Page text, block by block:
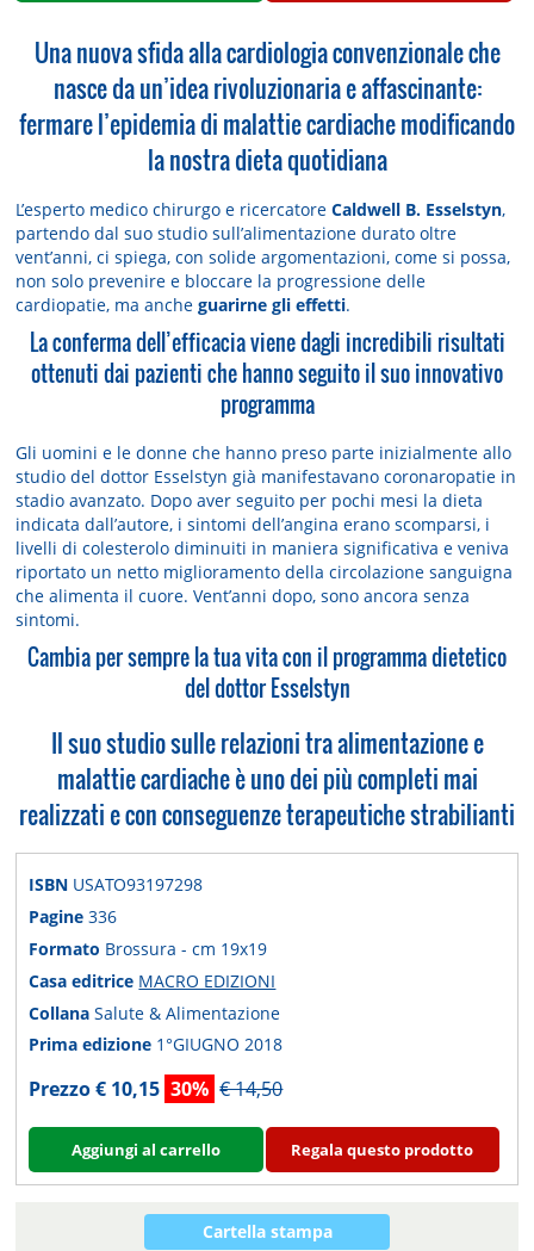
Una nuova sfida alla cardiologia convenzionale che
nasce da un’idea rivoluzionaria e affascinante:
fermare l’epidemia di malattie cardiache modificando
la nostra dieta quotidiana
L’esperto medico chirurgo e ricercatoreCaldwell B. Esselstyn,
partendo dal suo studio sull’alimentazione durato oltre
vent’anni, ci spiega, con solide argomentazioni, come si possa,
non solo prevenire e bloccare la progressione delle
cardiopatie, ma ancheguarirne gli effetti.
La conferma dell’efficacia viene dagli incredibili risultati
ottenuti dai pazienti che hanno seguito il suo innovativo
programma
Gli uomini e le donne che hanno preso parte inizialmente allo
studio del dottor Esselstyn già manifestavano coronaropatie in
stadio avanzato. Dopo aver seguito per pochi mesi la dieta
indicata dall’autore, i sintomi dell’angina erano scomparsi, i
livelli di colesterolo diminuiti in maniera significativa e veniva
riportato un netto miglioramento della circolazione sanguigna
che alimenta il cuore. Vent’anni dopo, sono ancora senza
sintomi.
Cambia per sempre la tua vita con il programma dietetico
del dottor Esselstyn
Il suo studio sulle relazioni tra alimentazione e
malattie cardiache è uno dei più completi mai
realizzati e con conseguenze terapeutiche strabilianti
ISBN USATO93197298
Pagine336
Formato Brossura - cm 19x19
Casa editrice MACRO EDIZIONI
CollanaSalute & Alimentazione
Prima edizione 1°GIUGNO 2018
Prezzo € 10,15 30% € 14,50
Aggiungi al carrello Regala questo prodotto
Cartella stampa